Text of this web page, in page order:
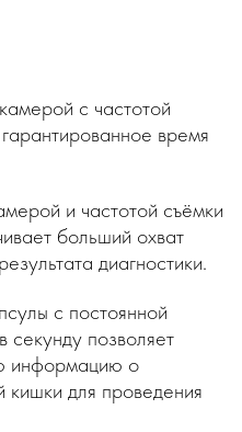
с частотой
время
и частотой съёмки
больший охват
диагностики.
с постоянной
секунду позволяет
информацию о
кишки для проведения